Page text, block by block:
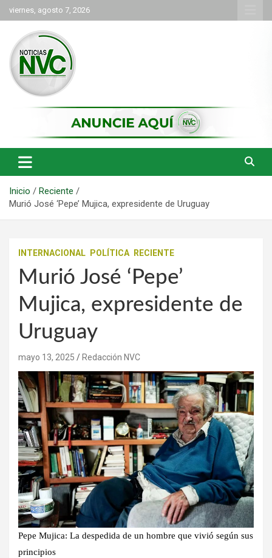
Saltar
al
contenido
viernes, agosto 7, 2026
NVC Noticias
Inicio
Reciente
Murió José ‘Pepe’ Mujica, expresidente de Uruguay
INTERNACIONAL POLÍTICA RECIENTE
Murió José ‘Pepe’
Mujica, expresidente de
Uruguay
mayo 13, 2025 Redacción NVC
Pepe Mujica: La despedida de un hombre que vivió según sus
principios